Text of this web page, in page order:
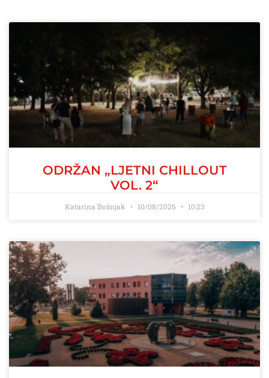
ODRŽAN „LJETNI CHILLOUT
VOL. 2“
Katarina Bošnjak 10/08/2026 10:23